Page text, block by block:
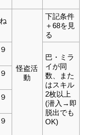
怪盗活
動
下記条件
＋68を見
る
巴・ミラ
イが同
数、また
はスキル
2枚以上
(潜入→即
脱出でも
OK)